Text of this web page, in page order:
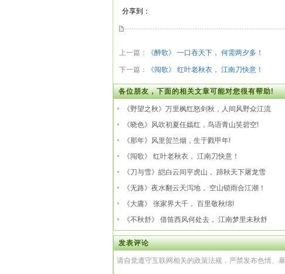
分享到：
上一篇： 《醉歌》 一口吞天下， 何需两夕多！
下一篇： 《闯歌》 红叶老秋衣， 江南刀快意！
各位朋友，下面的相关文章可能对您很有帮助!
《野望之秋》万里枫红怒剑秋，人间风野众江流
《晓色》风吹初夏任嫣红，鸟语青山笑碧空!
《那年》风里贺兰烟，生于戮甲年!
《闯歌》 红叶老秋衣， 江南刀快意！
《刀与雪》皑白云间平虎山， 蹄秋天下屠龙雪
《无路》夜水翻云天泻地， 空山锁雨合江潮！
《大庸》 张家界大千， 百里敬秋绵!
《不秋舒》 借笛西风何处去， 江南梦里未秋舒
发表评论
请自觉遵守互联网相关的政策法规，严禁发布色情、暴